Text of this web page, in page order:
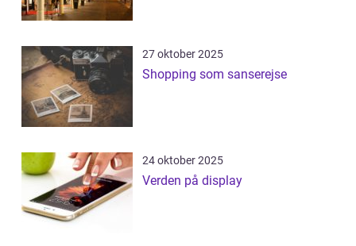
27 oktober 2025
Shopping som sanserejse
24 oktober 2025
Verden på display